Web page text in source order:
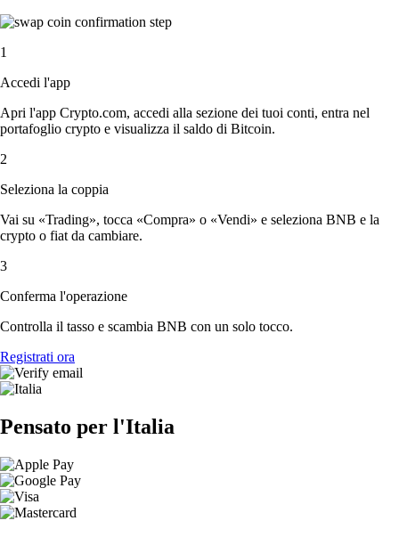
1
Accedi l'app
Apri l'app Crypto.com, accedi alla sezione dei tuoi conti, entra nel
portafoglio crypto e visualizza il saldo di Bitcoin.
2
Seleziona la coppia
Vai su «Trading», tocca «Compra» o «Vendi» e seleziona BNB e la
crypto o fiat da cambiare.
3
Conferma l'operazione
Controlla il tasso e scambia BNB con un solo tocco.
Registrati ora
Pensato per l'Italia